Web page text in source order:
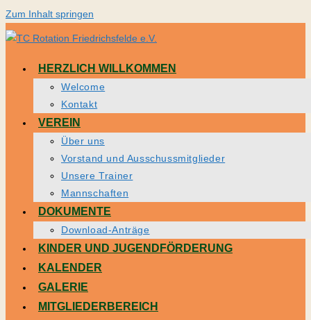
Zum Inhalt springen
HERZLICH WILLKOMMEN
Welcome
Kontakt
VEREIN
Über uns
Vorstand und Ausschussmitglieder
Unsere Trainer
Mannschaften
DOKUMENTE
Download-Anträge
KINDER UND JUGENDFÖRDERUNG
KALENDER
GALERIE
MITGLIEDERBEREICH